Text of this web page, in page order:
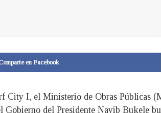
en Facebook
City I, el Ministerio de Obras Públicas
Gobierno del Presidente Nayib Bukele